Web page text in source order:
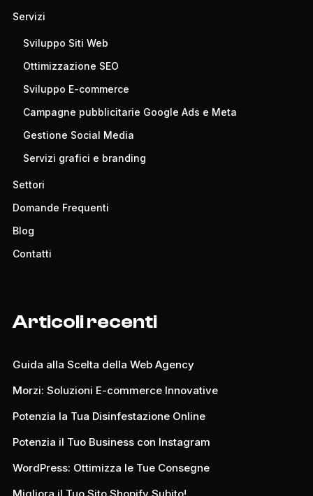
Servizi
Sviluppo Siti Web
Ottimizzazione SEO
Sviluppo E-commerce
Campagne pubblicitarie Google Ads e Meta
Gestione Social Media
Servizi grafici e branding
Settori
Domande Frequenti
Blog
Contatti
Articoli recenti
Guida alla Scelta della Web Agency
Morzi: Soluzioni E-commerce Innovative
Potenzia la Tua Disinfestazione Online
Potenzia il Tuo Business con Instagram
WordPress: Ottimizza le Tue Consegne
Migliora il Tuo Sito Shopify Subito!